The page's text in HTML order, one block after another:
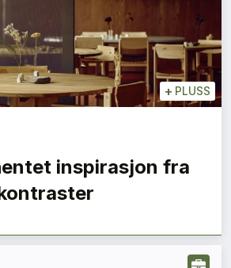
+ PLUSS
inspirasjon fra